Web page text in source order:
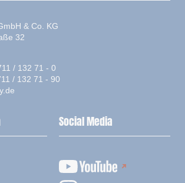
& Co. KG
32
/ 132 71 - 0
/ 132 71 - 90
Social Media